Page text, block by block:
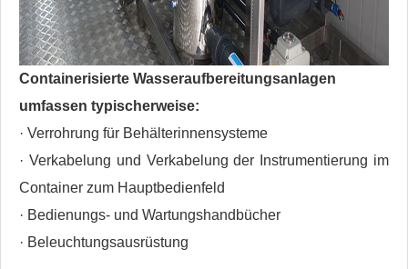
Containerisierte Wasseraufbereitungsanlagen
umfassen typischerweise:
· Verrohrung für Behälterinnensysteme
· Verkabelung und Verkabelung der Instrumentierung im
Container zum Hauptbedienfeld
· Bedienungs- und Wartungshandbücher
· Beleuchtungsausrüstung